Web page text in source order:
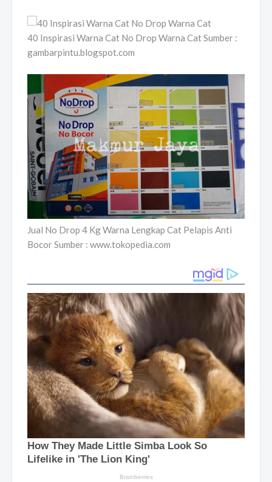
40 Inspirasi Warna Cat No Drop Warna Cat Sumber :
gambarpintu.blogspot.com
Jual No Drop 4 Kg Warna Lengkap Cat Pelapis Anti
Bocor Sumber : www.tokopedia.com